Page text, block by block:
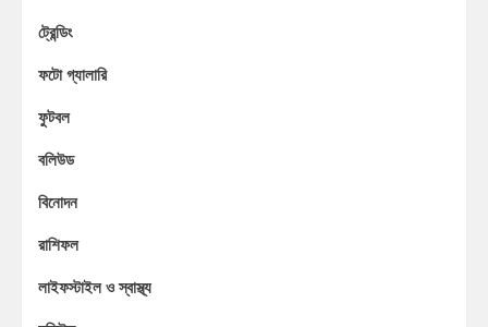
ট্রেন্ডিং
ফটো গ্যালারি
ফুটবল
বলিউড
বিনোদন
রাশিফল
লাইফস্টাইল ও স্বাস্থ্য